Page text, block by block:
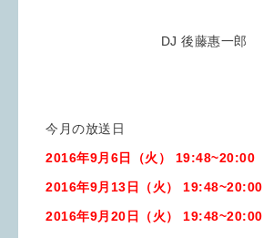
DJ 後藤惠一郎
今月の放送日
2016年9月6日（火） 19:48~20:00
2016年9月13 日（火） 19:48~20:00
2016年9月20 日（火） 19:48~20:00